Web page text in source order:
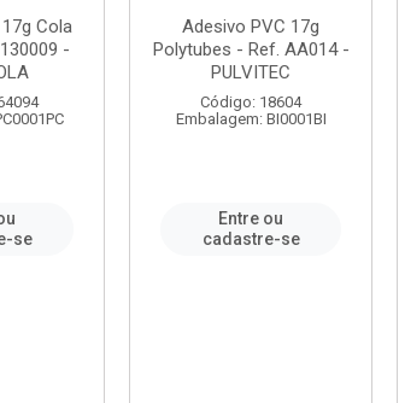
Cola
-
se
Adesivo PVC 17g
Polytubes - Ref. AA014 -
PULVITEC
Código: 18604
Embalagem: BI0001BI
Entre ou
cadastre-se